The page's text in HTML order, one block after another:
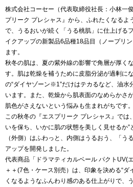
株式会社コーセー（代表取締役社長：小林一
プリーク プレシャス』から、ふれたくなるよ
で、うるおいが続く「うる桃肌」に仕上げる
イクアップの新製品6品種18品目（ノープリ
ます。
秋冬の肌は、夏の紫外線の影響で角層が厚く
す。肌は乾燥を補うために皮脂分泌が過剰に
の“ダイヤゾーン※1”だけはテカるなど、油水
います。また、乾燥から肌表面のなめらかさ
肌色がさえないという悩みも生まれがちです。
この秋冬の『エスプリーク プレシャス』では
いを保ち、いかに肌の状態を美しく見せるか
（外側）はふわっと、内側はうるおう、「う
アップを開発しました。
代表商品「ドラマティカルベール パクトUV(
＋＋(7色・ケース別売）は、印象を決める“ダ
くなるようなふんわり感のある仕上がりで、